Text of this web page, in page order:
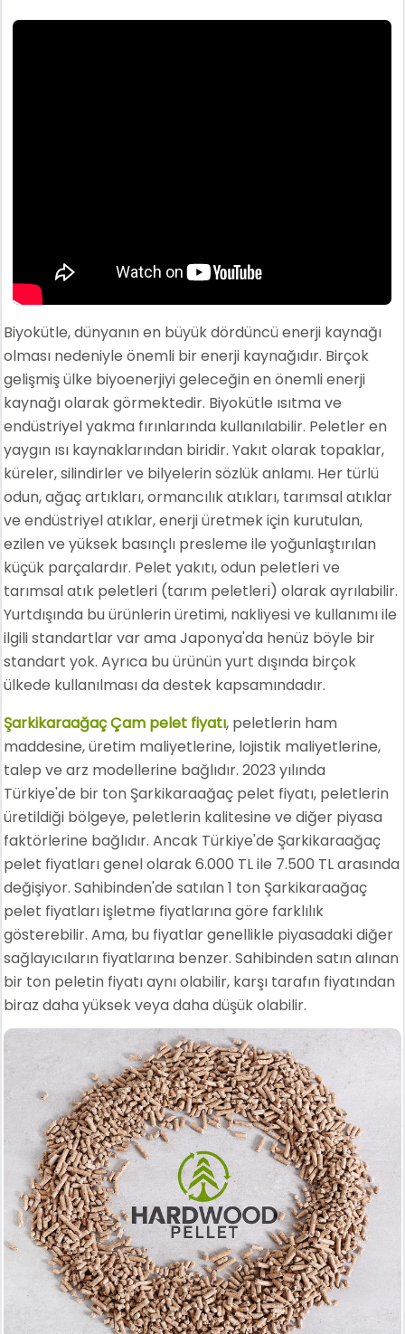
Biyokütle, dünyanın en büyük dördüncü enerji kaynağı
olması nedeniyle önemli bir enerji kaynağıdır. Birçok
gelişmiş ülke biyoenerjiyi geleceğin en önemli enerji
kaynağı olarak görmektedir. Biyokütle ısıtma ve
endüstriyel yakma fırınlarında kullanılabilir. Peletler en
yaygın ısı kaynaklarından biridir. Yakıt olarak topaklar,
küreler, silindirler ve bilyelerin sözlük anlamı. Her türlü
odun, ağaç artıkları, ormancılık atıkları, tarımsal atıklar
ve endüstriyel atıklar, enerji üretmek için kurutulan,
ezilen ve yüksek basınçlı presleme ile yoğunlaştırılan
küçük parçalardır. Pelet yakıtı, odun peletleri ve
tarımsal atık peletleri (tarım peletleri) olarak ayrılabilir.
Yurtdışında bu ürünlerin üretimi, nakliyesi ve kullanımı ile
ilgili standartlar var ama Japonya'da henüz böyle bir
standart yok. Ayrıca bu ürünün yurt dışında birçok
ülkede kullanılması da destek kapsamındadır.
Şarkikaraağaç Çam pelet fiyatı, peletlerin ham
maddesine, üretim maliyetlerine, lojistik maliyetlerine,
talep ve arz modellerine bağlıdır. 2023 yılında
Türkiye'de bir ton Şarkikaraağaç pelet fiyatı, peletlerin
üretildiği bölgeye, peletlerin kalitesine ve diğer piyasa
faktörlerine bağlıdır. Ancak Türkiye'de Şarkikaraağaç
pelet fiyatları genel olarak 6.000 TL ile 7.500 TL arasında
değişiyor. Sahibinden'de satılan 1 ton Şarkikaraağaç
pelet fiyatları işletme fiyatlarına göre farklılık
gösterebilir. Ama, bu fiyatlar genellikle piyasadaki diğer
sağlayıcıların fiyatlarına benzer. Sahibinden satın alınan
bir ton peletin fiyatı aynı olabilir, karşı tarafın fiyatından
biraz daha yüksek veya daha düşük olabilir.